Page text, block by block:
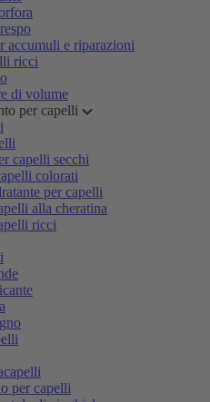
accumuli e riparazioni
ricci
di volume
per capelli
capelli secchi
colorati
per capelli
alla cheratina
ricci
per capelli